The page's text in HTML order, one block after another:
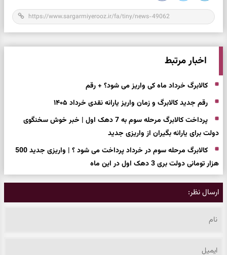
اخبار مرتبط
کالابرگ خرداد ماه کی واریز می شود؟ + رقم
رقم جدید کالابرگ و زمان واریز یارانه نقدی خرداد ۱۴۰۵
پرداخت کالابرگ مرحله سوم به 7 دهک اول | خبر خوش سخنگوی
دولت برای یارانه بگیران از واریزی جدید
کالابرگ مرحله سوم در خرداد پرداخت می شود ؟ | واریزی جدید 500
هزار تومانی دولت بری 3 دهک اول در این ماه
ارسال نظر: